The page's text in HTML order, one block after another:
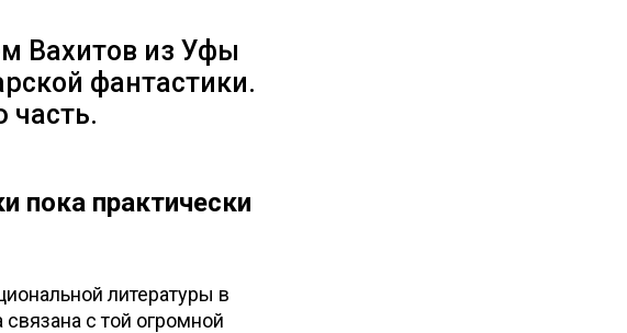
Вахитов из Уфы
фантастики.
часть.
пока практически
литературы в
с той огромной